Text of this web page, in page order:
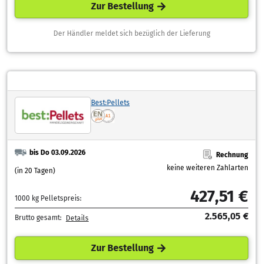
Zur Bestellung
Der Händler meldet sich bezüglich der Lieferung
Best:Pellets
bis Do 03.09.2026
(in 20 Tagen)
Rechnung
keine weiteren Zahlarten
1000 kg Pelletspreis: 427,51 €
Brutto gesamt: Details 2.565,05 €
Zur Bestellung